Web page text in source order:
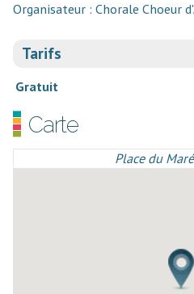
Organisateur : Chorale Choeur
Tarifs
Gratuit
Carte
Place du